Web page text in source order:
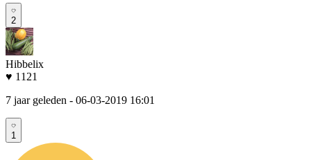
2
Hibbelix
♥ 1121
7 jaar geleden - 06-03-2019 16:01
1